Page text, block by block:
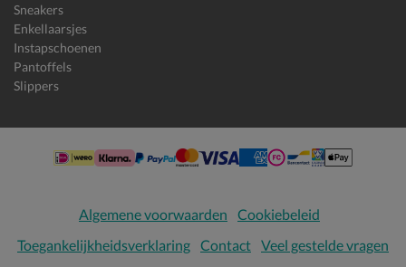
Sneakers
Enkellaarsjes
Instapschoenen
Pantoffels
Slippers
Algemene voorwaarden
Cookiebeleid
Toegankelijkheidsverklaring Contact Veel gestelde vragen